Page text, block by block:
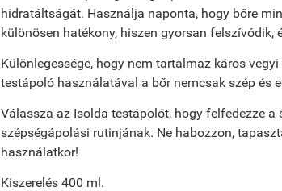
hidratáltságát. Használja naponta, hogy bőre
különösen hatékony, hiszen gyorsan felszívódik,
Különlegessége, hogy nem tartalmaz káros
testápoló használatával a bőr nemcsak szép és
Válassza az Isolda testápolót, hogy felfedezze
szépségápolási rutinjának. Ne habozzon,
használatkor!
Kiszerelés 400 ml.